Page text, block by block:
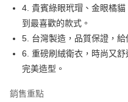
Google Pay
全盈+PAY
大哥付你分期
相關說明
1.本服務由台灣大哥大提供，台灣
AFTEE先享後付
4. 貴賓綠眼玳瑁、金眼橘
到最喜歡的款式。
5. 台灣製造，品質保證，給
6. 重磅刷絨衛衣，時尚又
完美造型。
銷售重點